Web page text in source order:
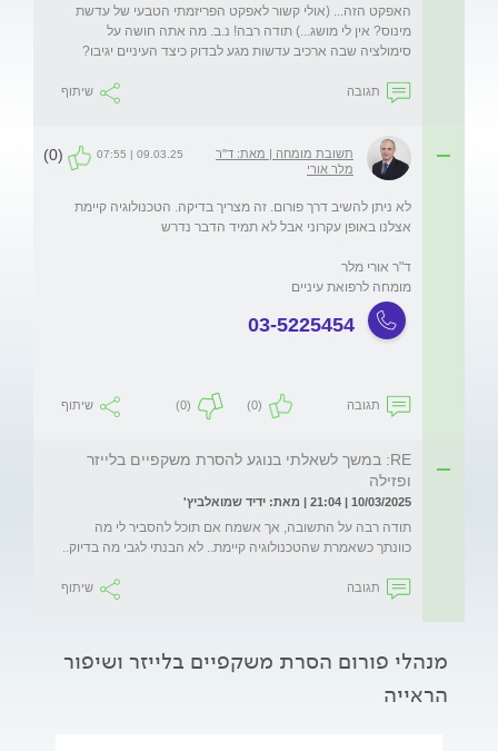
האפקט הזה... (אולי קשור לאפקט הפריזמתי הטבעי של עדשת
מינוס? אין לי מושג...) תודה רבה! נ.ב. מה אתה חושה על
סימולציה שבה ארכיב עדשות מגע לבדוק כיצד העיניים יגיבו?
תגובה שיתוף
תשובת מומחה | מאת: ד"ר
מלר אורי
09.03.25 | 07:55
(0)
לא ניתן להשיב דרך פורום. זה מצריך בדיקה. הטכנולוגיה קיימת
מומחה לרפואת עיניים
03-5225454
תגובה (0)
(0) שיתוף
RE: במשך לשאלתי בנוגע להסרת משקפיים בלייזר
ופזילה
10/03/2025 | 21:04 | מאת: ידיד שמואלביץ'
תודה רבה על התשובה, אך אשמח אם תוכל להסביר לי מה
כוונתך כשאמרת שהטכנולוגיה קיימת.. לא הבנתי לגבי מה בדיוק..
תגובה שיתוף
מנהלי פורום הסרת משקפיים בלייזר ושיפור
הראייה